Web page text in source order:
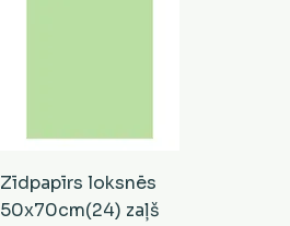
Zīdpapīrs loksnēs
50x70cm(24) zaļš